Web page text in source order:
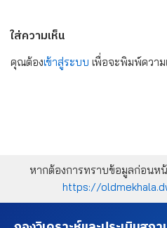
ใส่ความเห็น
คุณต้องเข้าสู่ระบบ เพื่อจะพิมพ์ความ
หากต้องการทราบข้อมูลก่อนห
https://